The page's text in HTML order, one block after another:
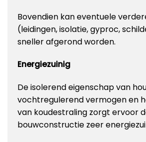
Bovendien kan eventuele
(leidingen, isolatie, gyproc,
sneller afgerond worden.
Energiezuinig
De isolerend eigenschap van
vochtregulerend vermogen en
van koudestraling zorgt ervoor
bouwconstructie zeer